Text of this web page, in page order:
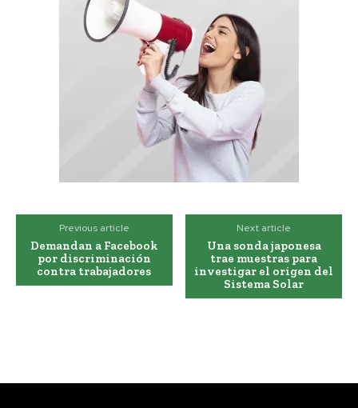
Previous article
Demandan a Facebook
por discriminación
contra trabajadores
Next article
Una sonda japonesa
trae muestras para
investigar el origen del
Sistema Solar